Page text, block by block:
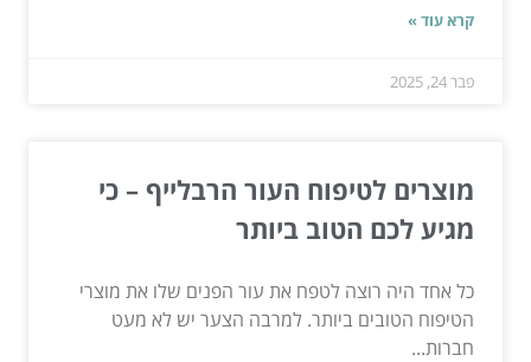
קרא עוד »
פבר 24, 2025
מוצרים לטיפוח העור הרבלייף – כי
מגיע לכם הטוב ביותר
כל אחד היה רוצה לטפח את עור הפנים שלו את מוצרי
הטיפוח הטובים ביותר. למרבה הצער יש לא מעט
חברות...